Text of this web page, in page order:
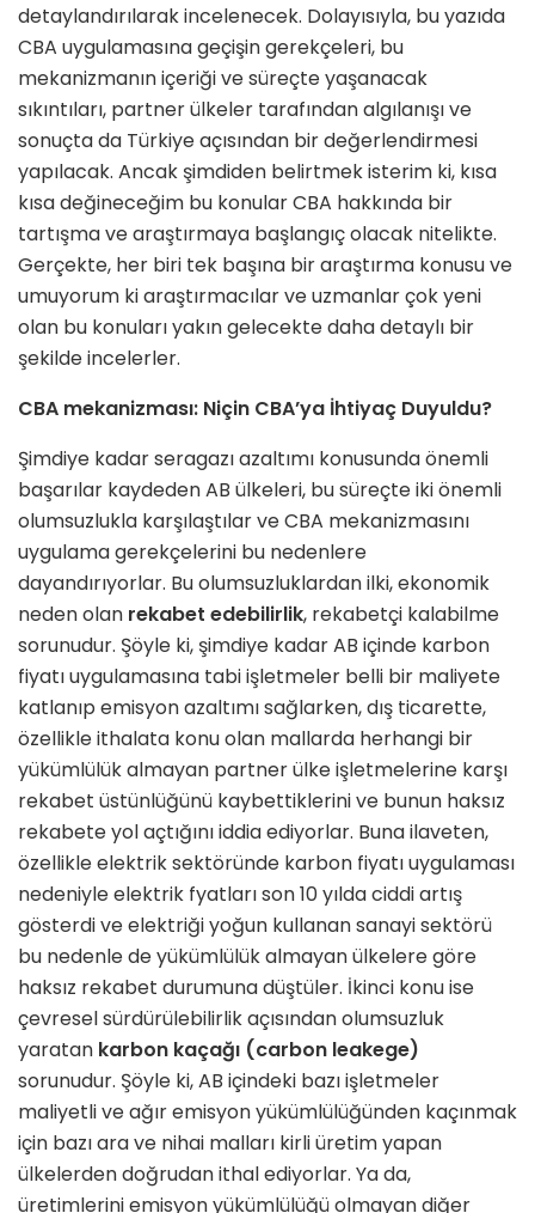
detaylandırılarak incelenecek. Dolayısıyla, bu yazıda
CBA uygulamasına geçişin gerekçeleri, bu
mekanizmanın içeriği ve süreçte yaşanacak
sıkıntıları, partner ülkeler tarafından algılanışı ve
sonuçta da Türkiye açısından bir değerlendirmesi
yapılacak. Ancak şimdiden belirtmek isterim ki, kısa
kısa değineceğim bu konular CBA hakkında bir
tartışma ve araştırmaya başlangıç olacak nitelikte.
Gerçekte, her biri tek başına bir araştırma konusu ve
umuyorum ki araştırmacılar ve uzmanlar çok yeni
olan bu konuları yakın gelecekte daha detaylı bir
şekilde incelerler.
CBA mekanizması: Niçin CBA’ya İhtiyaç Duyuldu?
Şimdiye kadar seragazı azaltımı konusunda önemli
başarılar kaydeden AB ülkeleri, bu süreçte iki önemli
olumsuzlukla karşılaştılar ve CBA mekanizmasını
uygulama gerekçelerini bu nedenlere
dayandırıyorlar. Bu olumsuzluklardan ilki, ekonomik
neden olan rekabet edebilirlik, rekabetçi kalabilme
sorunudur. Şöyle ki, şimdiye kadar AB içinde karbon
fiyatı uygulamasına tabi işletmeler belli bir maliyete
katlanıp emisyon azaltımı sağlarken, dış ticarette,
özellikle ithalata konu olan mallarda herhangi bir
yükümlülük almayan partner ülke işletmelerine karşı
rekabet üstünlüğünü kaybettiklerini ve bunun haksız
rekabete yol açtığını iddia ediyorlar. Buna ilaveten,
özellikle elektrik sektöründe karbon fiyatı uygulaması
nedeniyle elektrik fyatları son 10 yılda ciddi artış
gösterdi ve elektriği yoğun kullanan sanayi sektörü
bu nedenle de yükümlülük almayan ülkelere göre
haksız rekabet durumuna düştüler. İkinci konu ise
çevresel sürdürülebilirlik açısından olumsuzluk
yaratan karbon kaçağı (carbon leakege)
sorunudur. Şöyle ki, AB içindeki bazı işletmeler
maliyetli ve ağır emisyon yükümlülüğünden kaçınmak
için bazı ara ve nihai malları kirli üretim yapan
ülkelerden doğrudan ithal ediyorlar. Ya da,
üretimlerini emisyon yükümlülüğü olmayan diğer